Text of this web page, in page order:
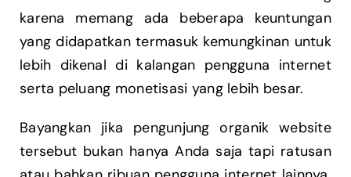
karena memang ada beberapa keuntungan
yang didapatkan termasuk kemungkinan untuk
lebih dikenal di kalangan pengguna internet
serta peluang monetisasi yang lebih besar.
Bayangkan jika pengunjung organik website
tersebut bukan hanya Anda saja tapi ratusan